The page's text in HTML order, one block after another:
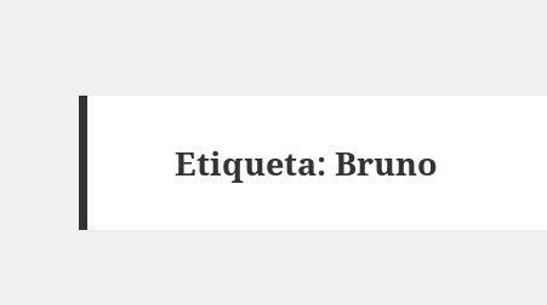
Etiqueta:Bruno